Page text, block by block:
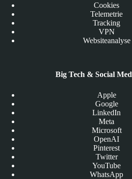
Cookies
Telemetrie
Tracking
VPN
Websiteanalyse
Big Tech & Social
Apple
Google
LinkedIn
Meta
Microsoft
OpenAI
Pinterest
Twitter
YouTube
WhatsApp